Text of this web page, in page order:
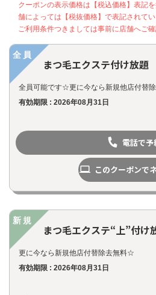
ネイルサロン
まつげサロン
エステサロン
リラクゼーションサロン
美容クリニック
ネイルカタログ
クーポンの表示価格は【税込価格】表記
舗によっては【税抜価格】で表記されて
ご利用条件つきましては事前に店舗へご確
全員
まつ毛エクステ付け放
全員可能です☆更に今なら新規他店付替
有効期限 : 2026年08月31日
電話で予
このクーポンで
新規
まつ毛エクステ“上”付け
更に今なら新規他店付替除去無料☆
有効期限 : 2026年08月31日